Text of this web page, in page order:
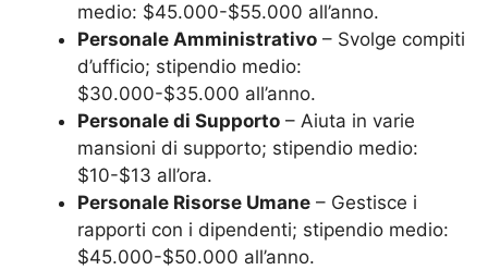
medio: $45.000-$55.000 all’anno.
Personale Amministrativo – Svolge compiti
d’ufficio; stipendio medio:
$30.000-$35.000 all’anno.
Personale di Supporto – Aiuta in varie
mansioni di supporto; stipendio medio:
$10-$13 all’ora.
Personale Risorse Umane – Gestisce i
rapporti con i dipendenti; stipendio medio:
$45.000-$50.000 all’anno.